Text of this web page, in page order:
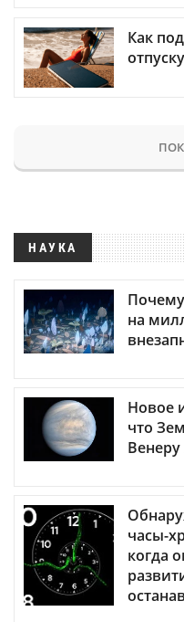
Как
НАУКА
на
Новое
что
часы-
когда